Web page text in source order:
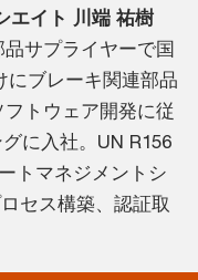
エイト 川端 祐樹
サプライヤーで国
にブレーキ関連部品
トウェア開発に従
に入社。UN R156
トマネジメントシ
セス構築、認証取